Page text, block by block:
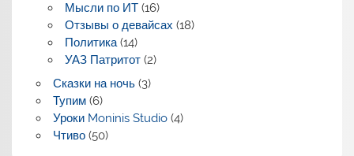
Мысли по ИТ(16)
Отзывы о девайсах (18)
Политика(14)
УАЗ Патритот(2)
Сказки на ночь(3)
Тупим(6)
Уроки Moninis Studio(4)
Чтиво(50)